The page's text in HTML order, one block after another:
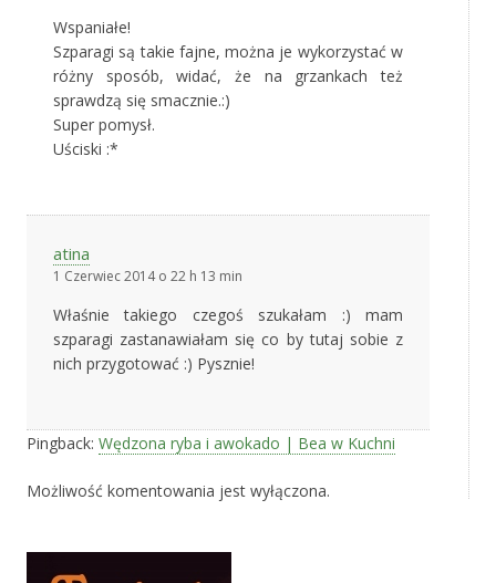
Wspaniałe!
Szparagi są takie fajne, można je wykorzystać w
różny sposób, widać, że na grzankach też
sprawdzą się smacznie.:)
Super pomysł.
Uściski :*
atina
1 Czerwiec 2014 o 22 h 13 min
Właśnie takiego czegoś szukałam :) mam
szparagi zastanawiałam się co by tutaj sobie z
nich przygotować :) Pysznie!
Pingback: Wędzona ryba i awokado | Bea w Kuchni
Możliwość komentowania jest wyłączona.